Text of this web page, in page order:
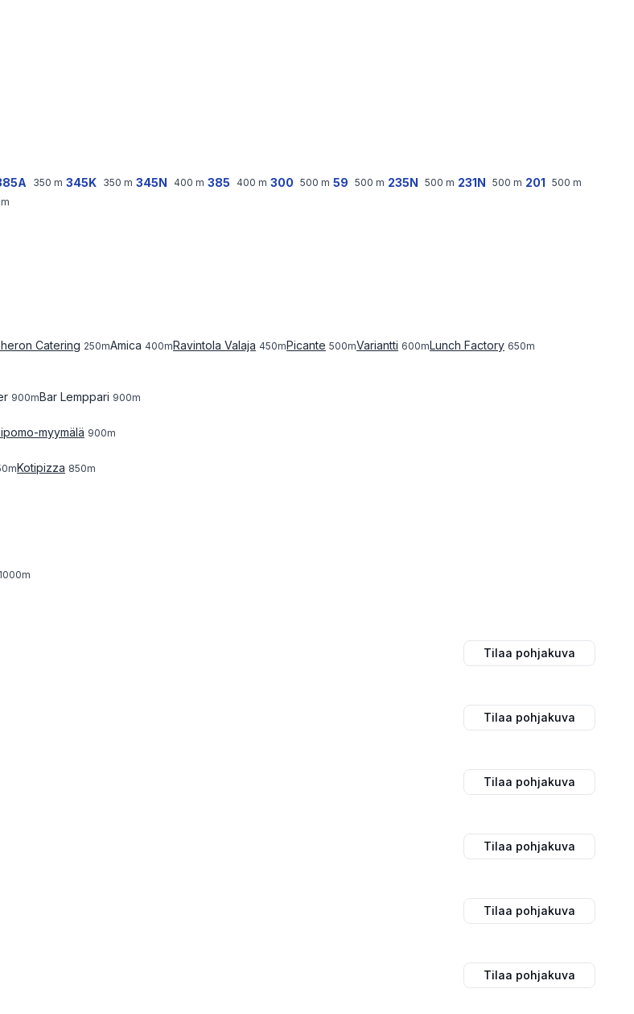
350 m 345K 350 m 345N 400 m 385 400 m 300 500 m 59 500 m 235N 500 m 231N 500 m 201 500 m
m
Catering 250mAmica 400mRavintola Valaja 450mPicante 500mVariantti 600mLunch Factory 650m
900mBar Lemppari 900m
myymälä 900m
mKotipizza 850m
1000m
Tilaa pohjakuva
Tilaa pohjakuva
Tilaa pohjakuva
Tilaa pohjakuva
Tilaa pohjakuva
Tilaa pohjakuva